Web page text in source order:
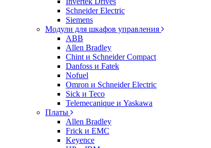
Schneider Electric
Siemens
Модули для шкафов управления
ABB
Allen Bradley
Chint и Schneider Compact
Danfoss и Fatek
Nofuel
Omron и Schneider Electric
Sick и Teco
Telemecanique и Yaskawa
Платы
Allen Bradley
Frick и EMC
Keyence